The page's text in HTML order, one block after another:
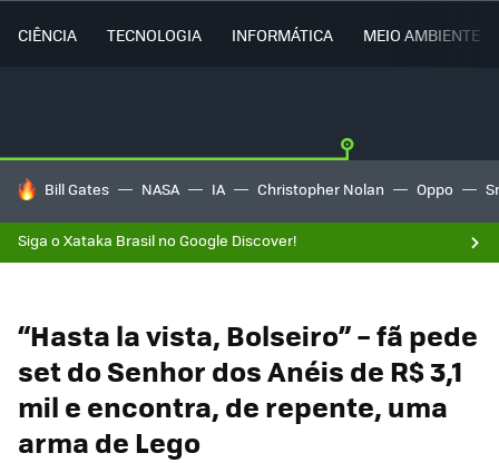
CIÊNCIA TECNOLOGIA INFORMÁTICA MEIO AMBIENTE
TENDÊNCIAS DO DIA
Bill Gates NASA IA Christopher Nolan Oppo
Siga o Xataka Brasil no Google Discover!
“Hasta la vista, Bolseiro” – fã pede
set do Senhor dos Anéis de R$ 3,1
mil e encontra, de repente, uma
arma de Lego